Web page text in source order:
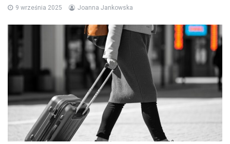
9 września 2025 Joanna Jankowska